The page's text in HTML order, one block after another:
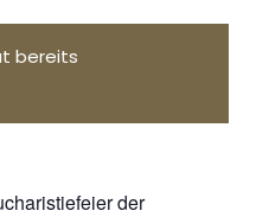
bereits
der